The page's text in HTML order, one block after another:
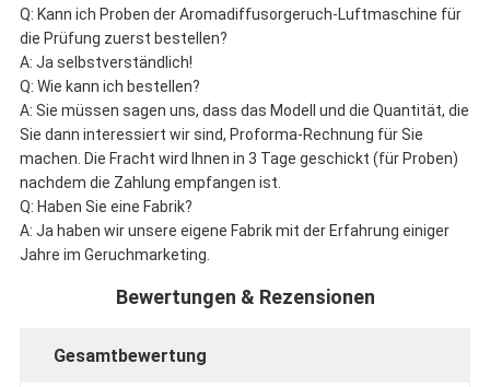
Q: Kann ich Proben der Aromadiffusorgeruch-Luftmaschine für
die Prüfung zuerst bestellen?
A: Ja selbstverständlich!
Q: Wie kann ich bestellen?
A: Sie müssen sagen uns, dass das Modell und die Quantität, die
Sie dann interessiert wir sind, Proforma-Rechnung für Sie
machen. Die Fracht wird Ihnen in 3 Tage geschickt (für Proben)
nachdem die Zahlung empfangen ist.
Q: Haben Sie eine Fabrik?
A: Ja haben wir unsere eigene Fabrik mit der Erfahrung einiger
Jahre im Geruchmarketing.
Bewertungen & Rezensionen
Gesamtbewertung